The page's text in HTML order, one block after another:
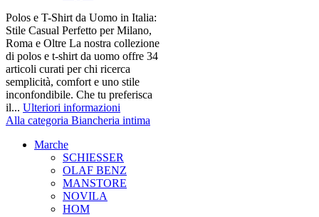
Polos e T-Shirt da Uomo in Italia:
Stile Casual Perfetto per Milano,
Roma e Oltre La nostra collezione
di polos e t-shirt da uomo offre 34
articoli curati per chi ricerca
semplicità, comfort e uno stile
inconfondibile. Che tu preferisca
il... Ulteriori informazioni
Alla categoria Biancheria intima
Marche
SCHIESSER
OLAF BENZ
MANSTORE
NOVILA
HOM